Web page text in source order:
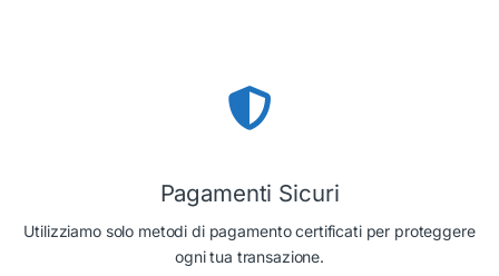
Pagamenti Sicuri
Utilizziamo solo metodi di pagamento certificati per proteggere
ogni tua transazione.